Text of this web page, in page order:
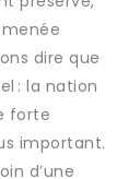
dire que
: la nation
forte
important.
d’une